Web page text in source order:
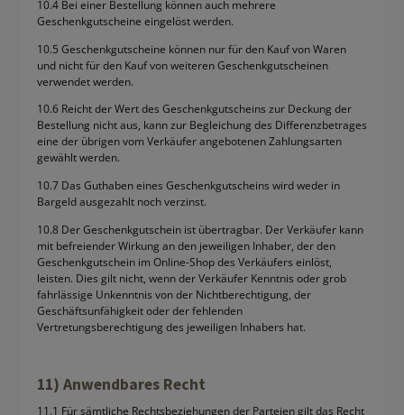
10.4 Bei einer Bestellung können auch mehrere
Geschenkgutscheine eingelöst werden.
10.5 Geschenkgutscheine können nur für den Kauf von Waren
und nicht für den Kauf von weiteren Geschenkgutscheinen
verwendet werden.
10.6 Reicht der Wert des Geschenkgutscheins zur Deckung der
Bestellung nicht aus, kann zur Begleichung des Differenzbetrages
eine der übrigen vom Verkäufer angebotenen Zahlungsarten
gewählt werden.
10.7 Das Guthaben eines Geschenkgutscheins wird weder in
Bargeld ausgezahlt noch verzinst.
10.8 Der Geschenkgutschein ist übertragbar. Der Verkäufer kann
mit befreiender Wirkung an den jeweiligen Inhaber, der den
Geschenkgutschein im Online-Shop des Verkäufers einlöst,
leisten. Dies gilt nicht, wenn der Verkäufer Kenntnis oder grob
fahrlässige Unkenntnis von der Nichtberechtigung, der
Geschäftsunfähigkeit oder der fehlenden
Vertretungsberechtigung des jeweiligen Inhabers hat.
11) Anwendbares Recht
11.1 Für sämtliche Rechtsbeziehungen der Parteien gilt das Recht